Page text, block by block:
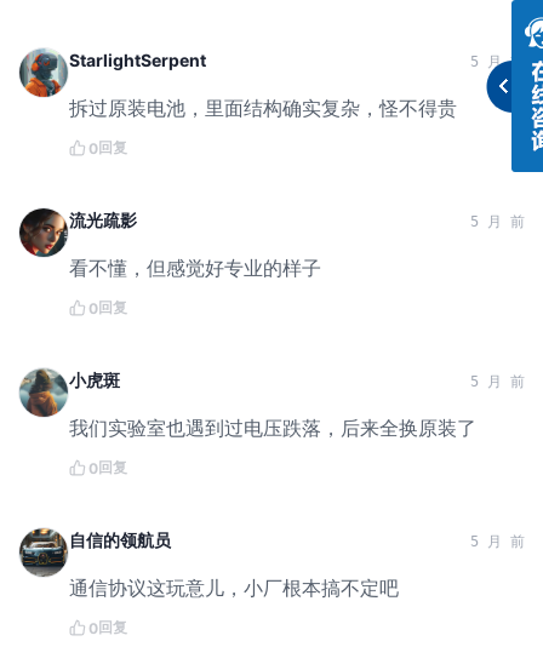
StarlightSerpent 5 月 前
拆过原装电池，里面结构确实复杂，怪不得贵
0回复
流光疏影 5 月 前
看不懂，但感觉好专业的样子
0回复
小虎斑 5 月 前
我们实验室也遇到过电压跌落，后来全换原装了
0回复
自信的领航员 5 月 前
通信协议这玩意儿，小厂根本搞不定吧
0回复